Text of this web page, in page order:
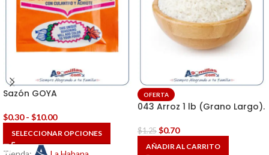
Sazón GOYA
$0.30 - $10.00
SELECCIONAR OPCIONES
OFERTA
043 Arroz 1 lb (Grano Largo).
$1.25 $0.70
AÑADIR AL CARRITO